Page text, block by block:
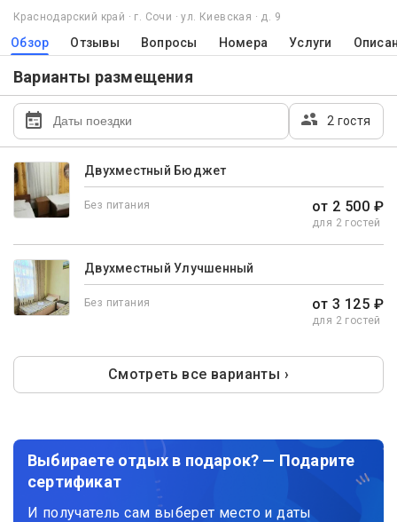
Краснодарский край · г. Сочи · ул. Киевская · д. 9
Обзор Отзывы Вопросы Номера Услуги
Варианты размещения
2 гостя
Двухместный Бюджет
Без питания от 2 500 ₽
для 2 гостей
Двухместный Улучшенный
Без питания от 3 125 ₽
для 2 гостей
Смотреть все варианты ›
Выбираете отдых в подарок? — Подарите
сертификат
И получатель сам выберет место и даты